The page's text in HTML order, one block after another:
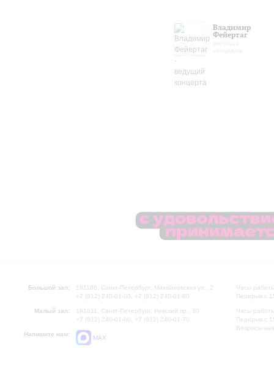
Владимир
Фейертаг
Большой зал:
191186, Санкт-Петербург, Михайловская ул., 2
+7 (812) 240-01-00, +7 (812) 240-01-80
Малый зал:
191011, Санкт-Петербург, Невский пр., 30
+7 (812) 240-01-00, +7 (812) 240-01-70
Напишите нам:
MAX
Часы
Перерыв с
Часы
Перерыв с
Вопросы